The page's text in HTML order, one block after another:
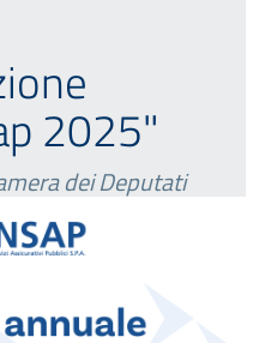
2025"
dei Deputati